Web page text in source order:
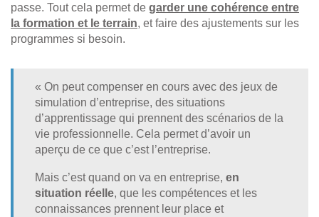
passe. Tout cela permet de garder une cohérence entre
la formation et le terrain, et faire des ajustements sur les
programmes si besoin.
« On peut compenser en cours avec des jeux de
simulation d’entreprise, des situations
d’apprentissage qui prennent des scénarios de la
vie professionnelle. Cela permet d’avoir un
aperçu de ce que c’est l’entreprise.
Mais c’est quand on va en entreprise, en
situation réelle, que les compétences et les
connaissances prennent leur place et